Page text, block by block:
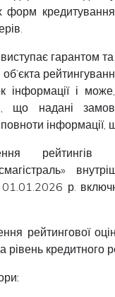
кредитування
гарантом
інформації і
що надані
повноти
рейтингів
р.
рейтингової
рівень кредитного